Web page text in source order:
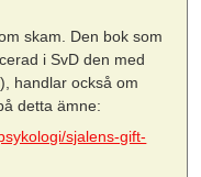
skam. Den bok som
i SvD den med
handlar också om
detta ämne:
sjalens-gift-